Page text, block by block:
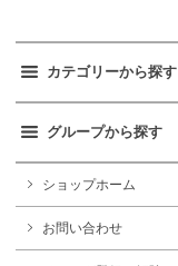
カテゴリーから探す
グループから探す
ショップホーム
お問い合わせ